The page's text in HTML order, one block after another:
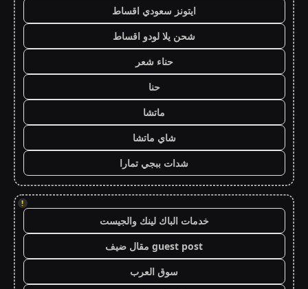
ايتونز سعودي اقساط
شحن يلا لودو اقساط
حناء شعر
حنا
ماتشا
شاي ماتشا
شدات ببجي تمارا
!
خدمات الباك لينك والجيست
guest post مقال ضيف
سوق العرب